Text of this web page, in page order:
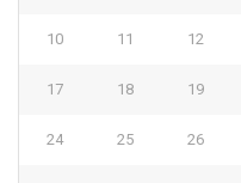
10 11 12
17 18 19
24 25 26